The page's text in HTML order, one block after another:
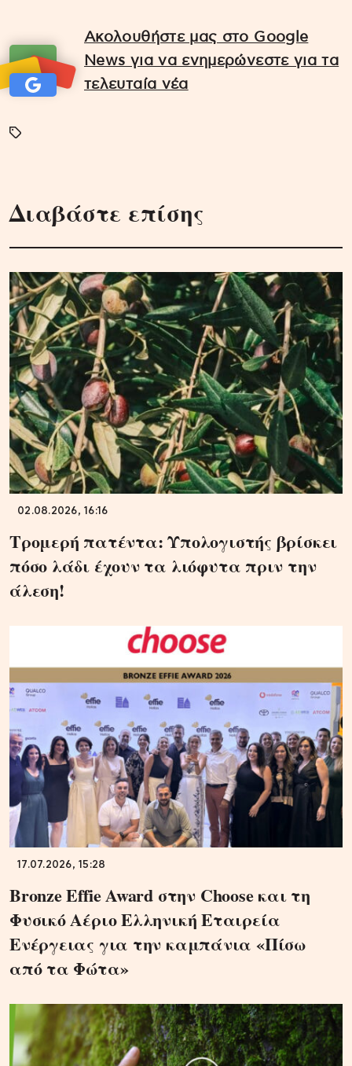
Ακολουθήστε μας στο Google
News για να ενημερώνεστε για τα
τελευταία νέα
Διαβάστε επίσης
02.08.2026, 16:16
Τρομερή πατέντα: Υπολογιστής βρίσκει
πόσο λάδι έχουν τα λιόφυτα πριν την
άλεση!
17.07.2026, 15:28
Bronze Effie Award στην Choose και τη
Φυσικό Αέριο Ελληνική Εταιρεία
Ενέργειας για την καμπάνια «Πίσω
από τα Φώτα»